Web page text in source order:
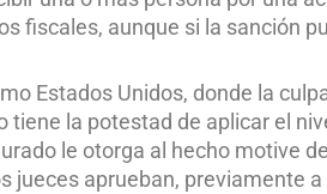
fiscales, aunque si la sanción
Estados Unidos, donde la
tiene la potestad de aplicar el
le otorga al hecho motive
jueces aprueban, previamente